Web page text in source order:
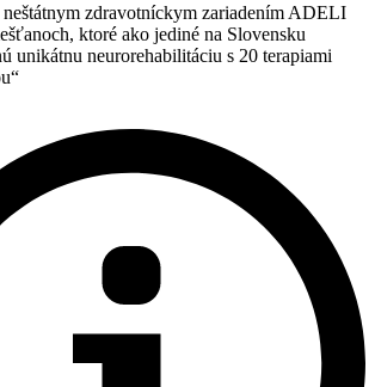
neštátnym zdravotníckym zariadením ADELI
ktoré ako jediné na Slovensku
unikátnu neurorehabilitáciu s 20 terapiami